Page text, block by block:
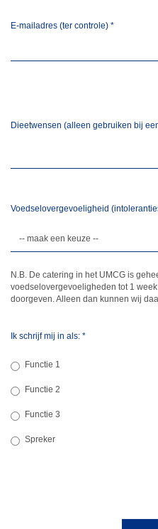
E-mailadres (ter controle) *
Dieetwensen (alleen gebruiken bij
Voedselovergevoeligheid
N.B. De catering in het UMCG is
voedselovergevoeligheden tot 1
doorgeven. Alleen dan kunnen wij
Ik schrijf mij in als: *
Functie 1
Functie 2
Functie 3
Spreker